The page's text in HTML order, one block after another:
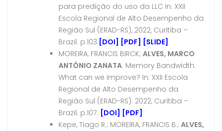
para predição do uso da LLC In: XXII
Escola Regional de Alto Desempenho da
Região Sul (ERAD-RS), 2022, Curitiba –
Brazil. p.103. [DOI] [PDF] [SLIDE]
MOREIRA, FRANCIS BIRCK; ALVES, MARCO
ANTÔNIO ZANATA. Memory Bandwidth:
What can we improve? In: XXII Escola
Regional de Alto Desempenho da
Região Sul (ERAD-RS). 2022, Curitiba –
Brazil. p.107. [DOI] [PDF]
Kepe, Tiago R.; MOREIRA, FRANCIS B.; ALVES,